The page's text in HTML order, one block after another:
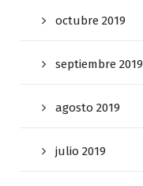
octubre 2019
septiembre 2019
agosto 2019
julio 2019